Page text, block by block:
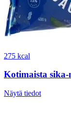
275 kcal
Kotimaista
Näytä tiedot